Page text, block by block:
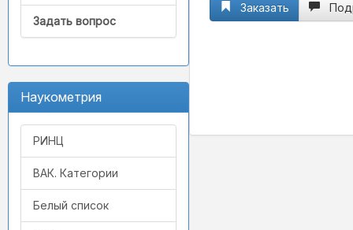
Задать вопрос
Наукометрия
РИНЦ
ВАК. Категории
Белый список
Заказать